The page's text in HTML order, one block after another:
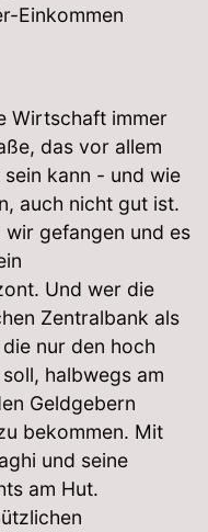
Einkommen
Wirtschaft immer
das vor allem
kann - und wie
auch nicht gut ist.
wir gefangen und es
Und wer die
Zentralbank als
nur den hoch
halbwegs am
Geldgebern
bekommen. Mit
und seine
am Hut.